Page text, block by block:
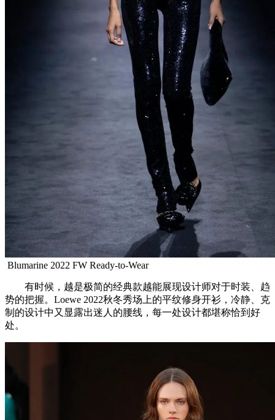
Blumarine 2022 FW Ready-to-Wear
有时候，越是极简的经典款越能展现设计师对于时装、趋
势的把握。Loewe 2022秋冬秀场上的平纹修身开衫，冷静、克
制的设计中又显露出迷人的腰线，每一处设计都堪称恰到好
处。